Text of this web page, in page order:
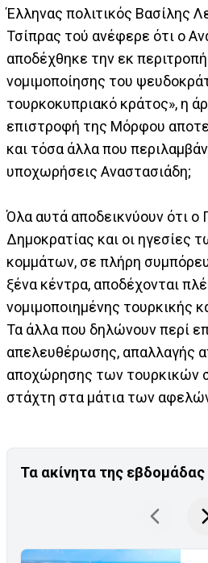
Έλληνας πολιτικός Βασίλης
Τσίπρας τού ανέφερε ότι ο
αποδέχθηκε την εκ
νομιμοποίησης του
τουρκοκυπριακό κράτος», η
επιστροφή της Μόρφου
και τόσα άλλα που
υποχωρήσεις Αναστασιάδη;
Όλα αυτά αποδεικνύουν ότι ο
Δημοκρατίας και οι ηγεσίες
κομμάτων, σε πλήρη
ξένα κέντρα, αποδέχονται
νομιμοποιημένης τουρκικής
Τα άλλα που δηλώνουν περί
απελευθέρωσης, απαλλαγής
αποχώρησης των τουρκικών
στάχτη στα μάτια των
Τα ακίνητα της εβδομάδας